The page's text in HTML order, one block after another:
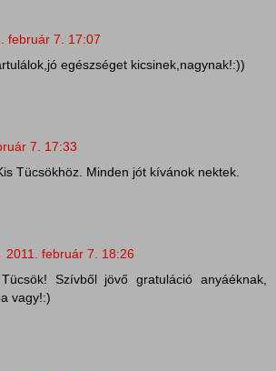
február 7. 17:07
egészséget kicsinek,nagynak!:))
7. 17:33
Tücsökhöz. Minden jót kívánok nektek.
2011. február 7. 18:26
Szívből jövő gratuláció anyáéknak,
vagy!:)